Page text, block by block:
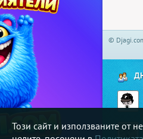
Този сайт и използваните от
©